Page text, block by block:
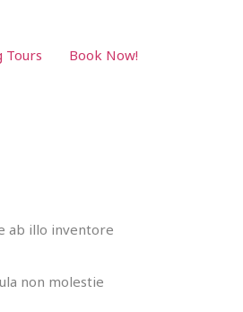
Tours Book Now!
ab illo inventore
non molestie